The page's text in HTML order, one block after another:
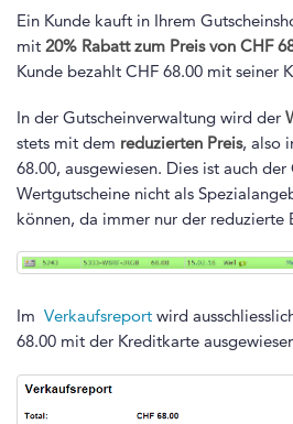
Ein Kunde kauft in Ihrem
mit 20% Rabatt zum Preis von CHF
Kunde bezahlt CHF 68.00 mit seiner
In der Gutscheinverwaltung wird der
stets mit dem reduzierten Preis, also
68.00, ausgewiesen. Dies ist auch
Wertgutscheine nicht als
können, da immer nur der reduzierte
Im Verkaufsreport wird
68.00 mit der Kreditkarte